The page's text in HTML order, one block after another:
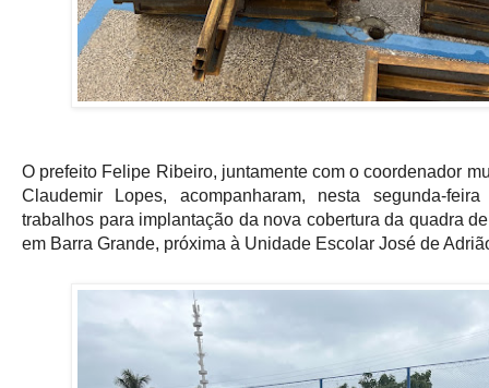
O prefeito Felipe Ribeiro, juntamente com o coordenador
Claudemir Lopes, acompanharam, nesta segunda-
trabalhos para implantação da nova cobertura da quadra
em Barra Grande, próxima à Unidade Escolar José de